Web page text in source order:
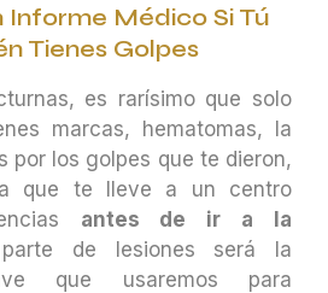
Informe Médico Si Tú
Tienes Golpes
es rarísimo que solo
marcas, hematomas, la
por los golpes que te dieron,
que te lleve a un centro
antes de ir a la
de lesiones será la
que usaremos para